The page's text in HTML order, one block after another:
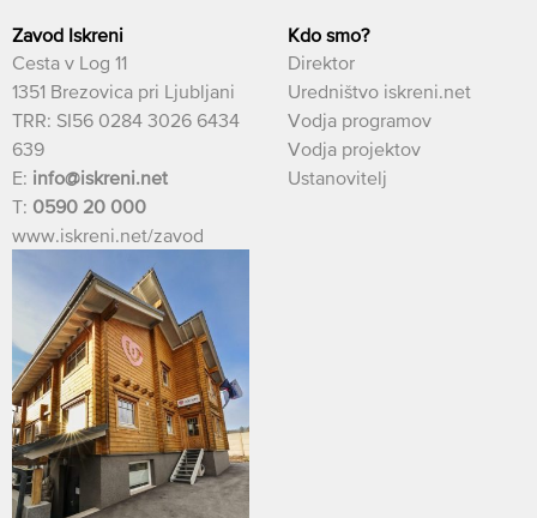
Zavod Iskreni
Cesta v Log 11
1351 Brezovica pri Ljubljani
TRR: SI56 0284 3026 6434
639
E: info@iskreni.net
T: 0590 20 000
www.iskreni.net/zavod
Kdo smo?
Direktor
Uredništvo iskreni.net
Vodja programov
Vodja projektov
Ustanovitelj